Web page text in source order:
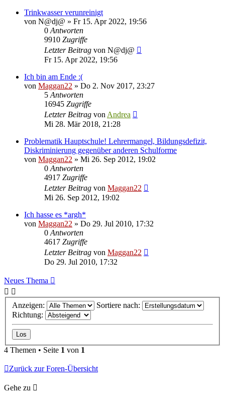
Trinkwasser verunreinigt
von N@dj@ » Fr 15. Apr 2022, 19:56
0 Antworten
9910 Zugriffe
Letzter Beitrag von N@dj@
Fr 15. Apr 2022, 19:56
Ich bin am Ende :(
von Maggan22 » Do 2. Nov 2017, 23:27
5 Antworten
16945 Zugriffe
Letzter Beitrag von Andrea
Mi 28. Mär 2018, 21:28
Problematik Hauptschule! Lehrermangel, Bildungsdefizit,
Diskriminierung gegenüber anderen Schulforme
von Maggan22 » Mi 26. Sep 2012, 19:02
0 Antworten
4917 Zugriffe
Letzter Beitrag von Maggan22
Mi 26. Sep 2012, 19:02
Ich hasse es *argh*
von Maggan22 » Do 29. Jul 2010, 17:32
0 Antworten
4617 Zugriffe
Letzter Beitrag von Maggan22
Do 29. Jul 2010, 17:32
Neues Thema
Anzeigen:
Sortiere nach:
Richtung:
4 Themen • Seite 1 von 1
Zurück zur Foren-Übersicht
Gehe zu